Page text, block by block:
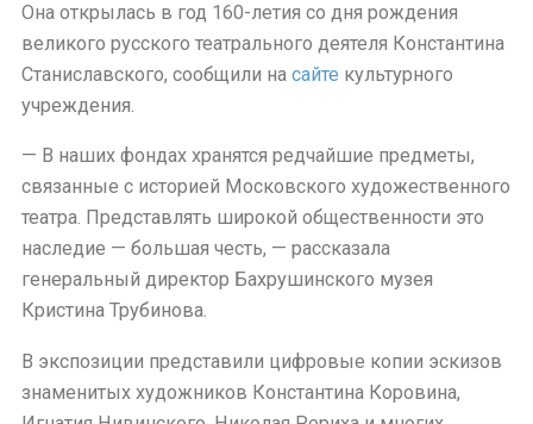
Она открылась в год 160-летия со дня рождения
великого русского театрального деятеля Константина
Станиславского, сообщили на сайте культурного
учреждения.
— В наших фондах хранятся редчайшие предметы,
связанные с историей Московского художественного
театра. Представлять широкой общественности это
наследие — большая честь, — рассказала
генеральный директор Бахрушинского музея
Кристина Трубинова.
В экспозиции представили цифровые копии эскизов
знаменитых художников Константина Коровина,